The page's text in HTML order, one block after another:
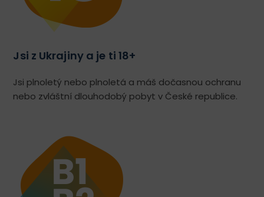
Jsi z Ukrajiny a je ti 18+
Jsi plnoletý nebo plnoletá a máš dočasnou ochranu
nebo zvláštní dlouhodobý pobyt v České republice.